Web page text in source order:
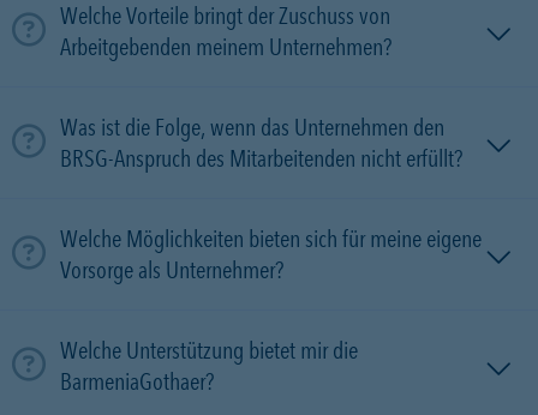
Welche Vorteile bringt der Zuschuss von
Arbeitgebenden meinem Unternehmen?
Was ist die Folge, wenn das Unternehmen den
BRSG-Anspruch des Mitarbeitenden nicht erfüllt?
Welche Möglichkeiten bieten sich für meine eigene
Vorsorge als Unternehmer?
Welche Unterstützung bietet mir die
BarmeniaGothaer?